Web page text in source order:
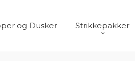
og Dusker Strikkepakker